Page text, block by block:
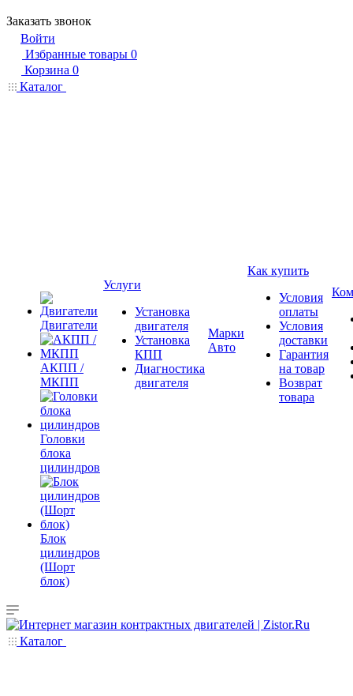
Заказать звонок
Войти
Избранные товары 0
Корзина 0
Каталог
Двигатели
АКПП /
МКПП
Головки
блока
цилиндров
Блок
цилиндров
(Шорт
блок)
Услуги
Установка
двигателя
Установка
КПП
Диагностика
двигателя
Марки
Авто
Как купить
Условия
оплаты
Условия
доставки
Гарантия
на товар
Возврат
товара
Каталог